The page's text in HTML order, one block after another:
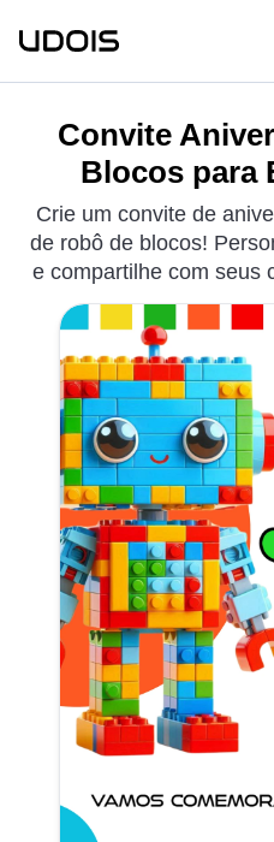
Convite
Blocos para
Crie um convite de
de robô de blocos!
e compartilhe com seus